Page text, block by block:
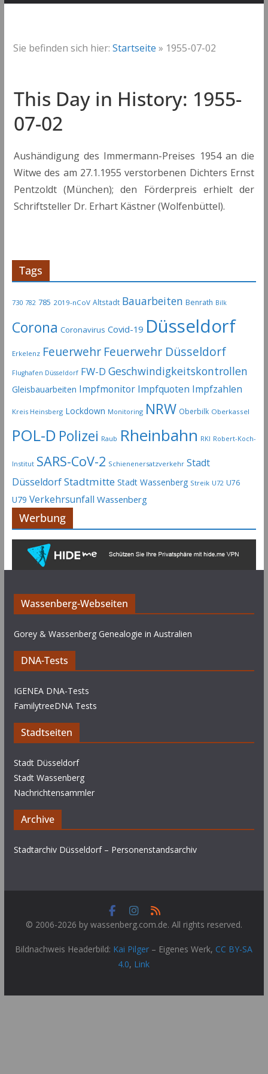
Sie befinden sich hier: Startseite » 1955-07-02
This Day in History: 1955-
07-02
Aushändigung des Immermann-Preises 1954 an die
Witwe des am 27.1.1955 verstorbenen Dichters Ernst
Pentzoldt (München); den Förderpreis erhielt der
Schriftsteller Dr. Erhart Kästner (Wolfenbüttel).
Tags
730 782 785 2019-nCoV Altstadt Bauarbeiten Benrath Bilk
Corona Coronavirus Covid-19 Düsseldorf
Erkelenz Feuerwehr Feuerwehr Düsseldorf
Flughafen Düsseldorf FW-D Geschwindigkeitskontrollen
Gleisbauarbeiten Impfmonitor Impfquoten Impfzahlen
Kreis Heinsberg Lockdown Monitoring NRW Oberbilk Oberkassel
POL-D Polizei Raub Rheinbahn RKI Robert-Koch-
Institut SARS-CoV-2 Schienenersatzverkehr Stadt
DüsseldorfStadtmitte Stadt Wassenberg Streik U72 U76
U79 Verkehrsunfall Wassenberg
Werbung
Wassenberg-Webseiten
Gorey & Wassenberg Genealogie in Australien
DNA-Tests
IGENEA DNA-Tests
FamilytreeDNA Tests
Stadtseiten
Stadt Düsseldorf
Stadt Wassenberg
Nachrichtensammler
Archive
Stadtarchiv Düsseldorf – Personenstandsarchiv
© 2006-2026 by wassenberg.com.de. All rights reserved.
Bildnachweis Headerbild: Kai Pilger – Eigenes Werk, CC BY-SA
4.0, Link